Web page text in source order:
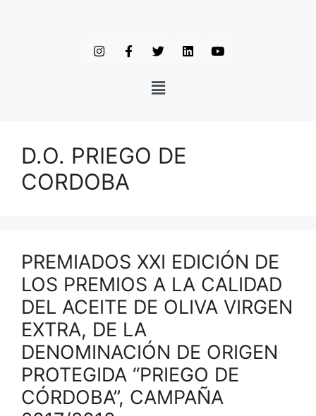
D.O. PRIEGO DE
CORDOBA
PREMIADOS XXI EDICIÓN DE
LOS PREMIOS A LA CALIDAD
DEL ACEITE DE OLIVA VIRGEN
EXTRA, DE LA
DENOMINACIÓN DE ORIGEN
PROTEGIDA “PRIEGO DE
CÓRDOBA”, CAMPAÑA